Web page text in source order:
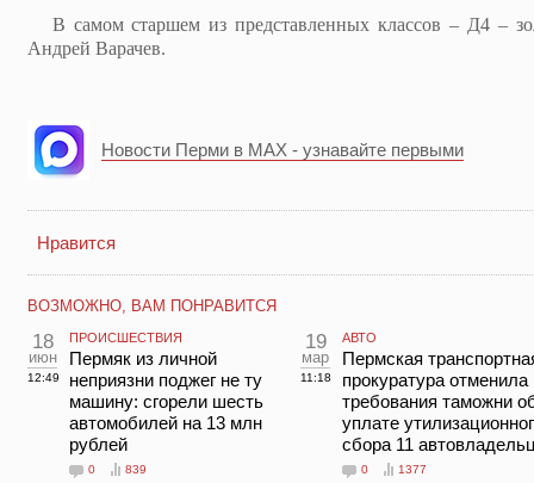
В самом старшем из представленных классов – Д4 –
Андрей Варачев.
Новости Перми в MAX - узнавайте первыми
Нравится
ВОЗМОЖНО, ВАМ ПОНРАВИТСЯ
18
июн
12:49
ПРОИСШЕСТВИЯ
Пермяк из личной
неприязни поджег не ту
машину: сгорели шесть
автомобилей на 13 млн
рублей
0 839
19
мар
11:18
АВТО
Пермская
прокуратура отменила
требования таможни
уплате
сбора 11
0 1377